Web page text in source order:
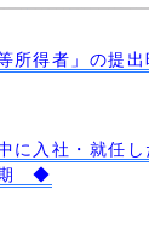
得者」の提
入社・就任し
期 ◆